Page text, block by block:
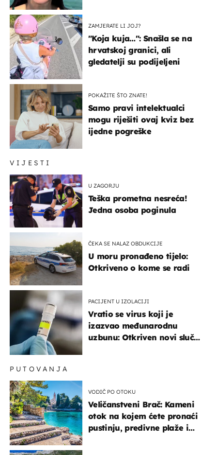
VIJESTI
U ZAGORJU
Teška prometna nesreća!
Jedna osoba poginula
ČEKA SE NALAZ OBDUKCIJE
U moru pronađeno tijelo:
Otkriveno o kome se radi
PACIJENT U IZOLACIJI
Vratio se virus koji je
izazvao međunarodnu
uzbunu: Otkriven novi slučaj
ZAMJERATE LI JOJ?
"Koja kuja…": Snašla se na
hrvatskoj granici, ali
gledatelji su podijeljeni
POKAŽITE ŠTO ZNATE!
Samo pravi intelektualci
mogu riješiti ovaj kviz bez
ijedne pogreške
PUTOVANJA
VODIČ PO OTOKU
Veličanstveni Brač: Kameni
otok na kojem ćete pronaći
pustinju, predivne plaže i